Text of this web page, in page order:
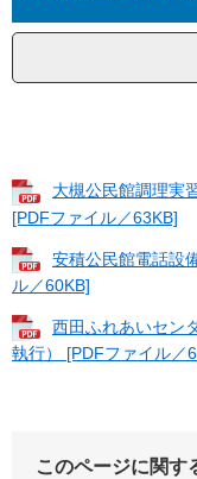
大槻公民館調理実
[PDFファイル／63KB]
安積公民館電話設
ル／60KB]
西田ふれあいセン
執行） [PDFファイル／
このページに関す